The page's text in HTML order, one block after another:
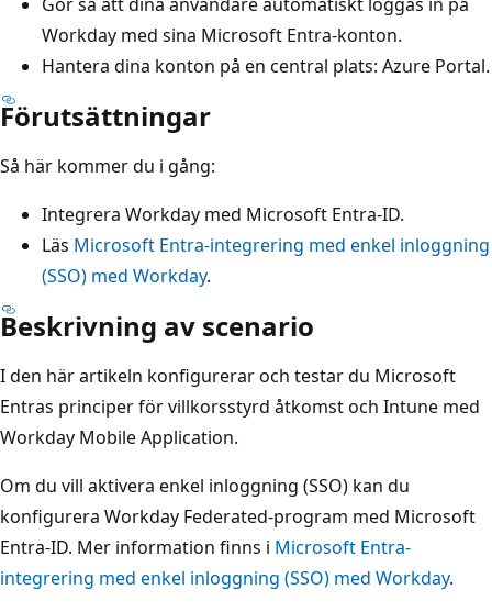
Workday med sina Microsoft Entra-konton.
Hantera dina konton på en central plats: Azure Portal.
Förutsättningar
Så här kommer du i gång:
Integrera Workday med Microsoft Entra-ID.
Läs Microsoft Entra-integrering med enkel inloggning
(SSO) med Workday.
Beskrivning av scenario
I den här artikeln konfigurerar och testar du Microsoft
Entras principer för villkorsstyrd åtkomst och Intune med
Workday Mobile Application.
Om du vill aktivera enkel inloggning (SSO) kan du
konfigurera Workday Federated-program med Microsoft
Entra-ID. Mer information finns i Microsoft Entra-
integrering med enkel inloggning (SSO) med Workday.